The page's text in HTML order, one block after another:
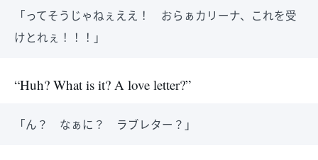
「ってそうじゃねぇええ！ おらぁカリーナ、これを受
けとれぇ！！！」
“Huh? What is it? A love letter?”
「ん？ なぁに？ ラブレター？」